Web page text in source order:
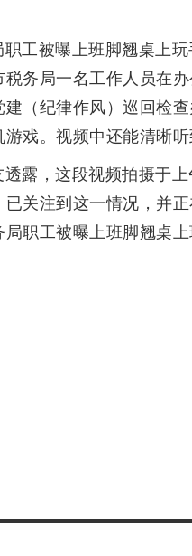
工被曝上班脚翘桌上
务局一名工作人员在
（纪律作风）巡回检
戏。视频中还能清晰听
露，这段视频拍摄于
关注到这一情况，并
职工被曝上班脚翘桌